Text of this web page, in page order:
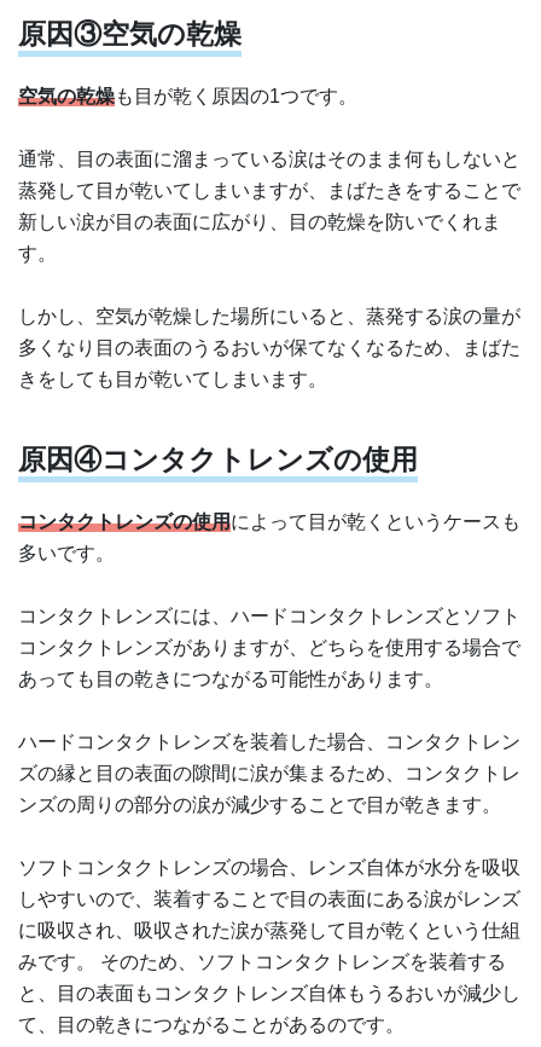
原因③空気の乾燥
空気の乾燥も目が乾く原因の1つです。
通常、目の表面に溜まっている涙はそのまま何もしないと
蒸発して目が乾いてしまいますが、まばたきをすることで
新しい涙が目の表面に広がり、目の乾燥を防いでくれま
す。
しかし、空気が乾燥した場所にいると、蒸発する涙の量が
多くなり目の表面のうるおいが保てなくなるため、まばた
きをしても目が乾いてしまいます。
原因④コンタクトレンズの使用
コンタクトレンズの使用によって目が乾くというケースも
多いです。
コンタクトレンズには、ハードコンタクトレンズとソフト
コンタクトレンズがありますが、どちらを使用する場合で
あっても目の乾きにつながる可能性があります。
ハードコンタクトレンズを装着した場合、コンタクトレン
ズの縁と目の表面の隙間に涙が集まるため、コンタクトレ
ンズの周りの部分の涙が減少することで目が乾きます。
ソフトコンタクトレンズの場合、レンズ自体が水分を吸収
しやすいので、装着することで目の表面にある涙がレンズ
に吸収され、吸収された涙が蒸発して目が乾くという仕組
みです。 そのため、ソフトコンタクトレンズを装着する
と、目の表面もコンタクトレンズ自体もうるおいが減少し
て、目の乾きにつながることがあるのです。